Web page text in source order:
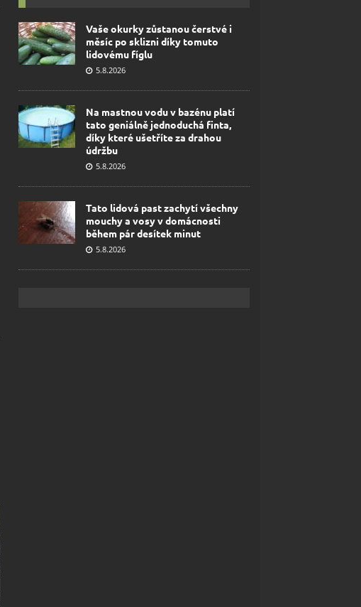
Vaše okurky zůstanou čerstvé i
měsíc po sklizni díky tomuto
lidovému fíglu
5.8.2026
Na mastnou vodu v bazénu platí
tato geniálně jednoduchá finta,
díky které ušetříte za drahou
údržbu
5.8.2026
Tato lidová past zachytí všechny
mouchy a vosy v domácnosti
během pár desítek minut
5.8.2026